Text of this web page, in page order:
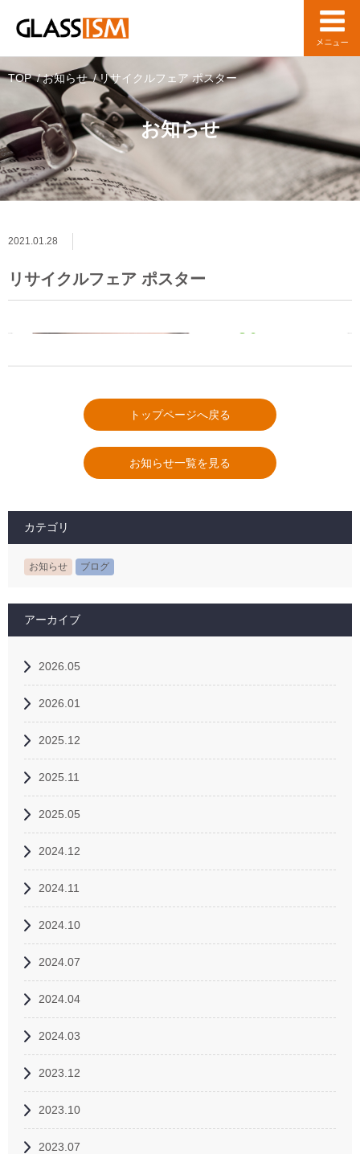
お知らせ
TOP お知らせ リサイクルフェア ポスター
2021.01.28
リサイクルフェア ポスター
トップページへ戻る
お知らせ一覧を見る
カテゴリ
お知らせ ブログ
アーカイブ
2026.05
2026.01
2025.12
2025.11
2025.05
2024.12
2024.11
2024.10
2024.07
2024.04
2024.03
2023.12
2023.10
2023.07